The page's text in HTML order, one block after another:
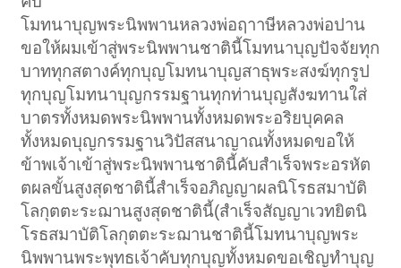
โมทนาบุญพระนิพพานหลวงพ่อฤาาษีหลวงพ่อปาน
ขอให้ผมเข้าสู่พระนิพพานชาตินี้โมทนาบุญปัจจัยทุก
บาททุกสตางค์ทุกบุญโมทนาบุญสาธุพระสงฆ์ทุกรูป
ทุกบุญโมทนาบุญกรรมฐานทุกท่านบุญสังฆทานใส่
บาตรทั้งหมดพระนิพพานทั้งหมดพระอริยบุคคล
ทั้งหมดบุญกรรมฐานวิปัสสนาญาณทั้งหมดขอให้
ข้าพเจ้าเข้าสู่พระนิพพานชาตินี้คับสำเร็จพระอรหัต
ตผลขั้นสูงสุดชาตินี้สำเร็จอภิญญาผลนิโรธสมาบัติ
โลกุตตะระฌานสูงสุดชาตินี้(สำเร็จสัญญาเวทยิตนิ
โรธสมาบัติโลกุตตะระฌานชาตินี้โมทนาบุญพระ
นิพพานพระพุทธเจ้าคับทุกบุญทั้งหมดขอเชิญทำบุญ